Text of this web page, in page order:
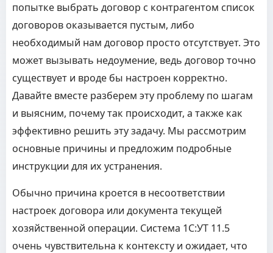
попытке выбрать договор с контрагентом список
договоров оказывается пустым, либо
необходимый нам договор просто отсутствует. Это
может вызывать недоумение, ведь договор точно
существует и вроде бы настроен корректно.
Давайте вместе разберем эту проблему по шагам
и выясним, почему так происходит, а также как
эффективно решить эту задачу. Мы рассмотрим
основные причины и предложим подробные
инструкции для их устранения.
Обычно причина кроется в несоответствии
настроек договора или документа текущей
хозяйственной операции. Система 1С:УТ 11.5
очень чувствительна к контексту и ожидает, что